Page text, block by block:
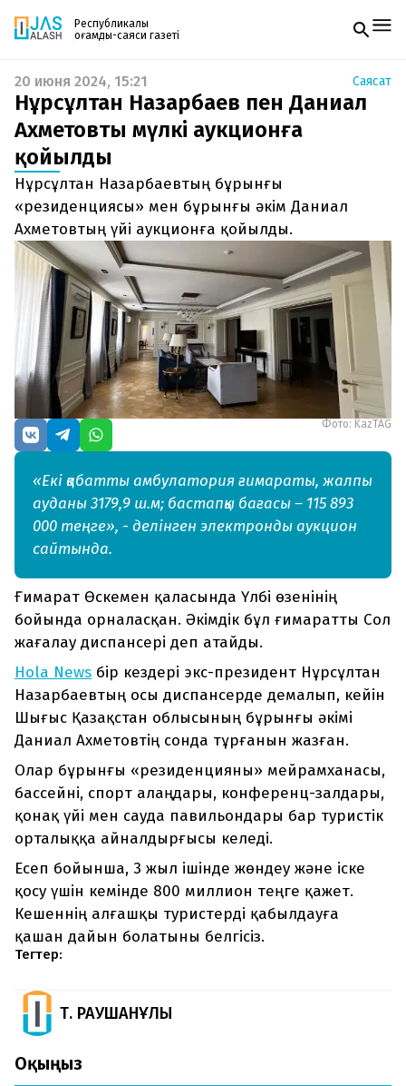
Республикалық
қоғамдық-саяси газеті
Жаңалықтар
Спорт
Live
Руханият
Аймақ
Архив
Заң және тәртіп
Редакциямен байланыс
+7 708 604 51 06
Жарнама бөлімі
+7 701 220 64 52
Пошта
zhasalash100@gmail.com
Газетке жазылу
PDF форматтағы газетті ай сайын электронды
поштаңызға алып отырыңыз. Жаңа нөмір
шыққан сәтте сізге бірден жіберіледі. Тек email
енгізіңіз, біз қалғанын өзіміз жібереміз.
20 июня 2024, 15:21 Саясат
Нұрсұлтан Назарбаев пен Даниал
Ахметовтың мүлкі аукционға
қойылды
Нұрсұлтан Назарбаевтың бұрынғы
«резиденциясы» мен бұрынғы әкім Даниал
Ахметовтың үйі аукционға қойылды.
Фото: KazTAG
«Екі қабатты амбулатория ғимараты, жалпы
ауданы 3179,9 ш.м; бастапқы бағасы – 115 893
000 теңге», - делінген электронды аукцион
сайтында.
Ғимарат Өскемен қаласында Үлбі өзенінің
бойында орналасқан. Әкімдік бұл ғимаратты Сол
жағалау диспансері деп атайды.
Hola News бір кездері экс-президент Нұрсұлтан
Назарбаевтың осы диспансерде демалып, кейін
Шығыс Қазақстан облысының бұрынғы әкімі
Даниал Ахметовтің сонда тұрғанын жазған.
Олар бұрынғы «резиденцияны» мейрамханасы,
бассейні, спорт алаңдары, конференц-залдары,
қонақ үйі мен сауда павильондары бар туристік
орталыққа айналдырғысы келеді.
Есеп бойынша, 3 жыл ішінде жөндеу және іске
қосу үшін кемінде 800 миллион теңге қажет.
Кешеннің алғашқы туристерді қабылдауға
қашан дайын болатыны белгісіз.
Тегтер:
Т. РАУШАНҰЛЫ
Оқыңыз